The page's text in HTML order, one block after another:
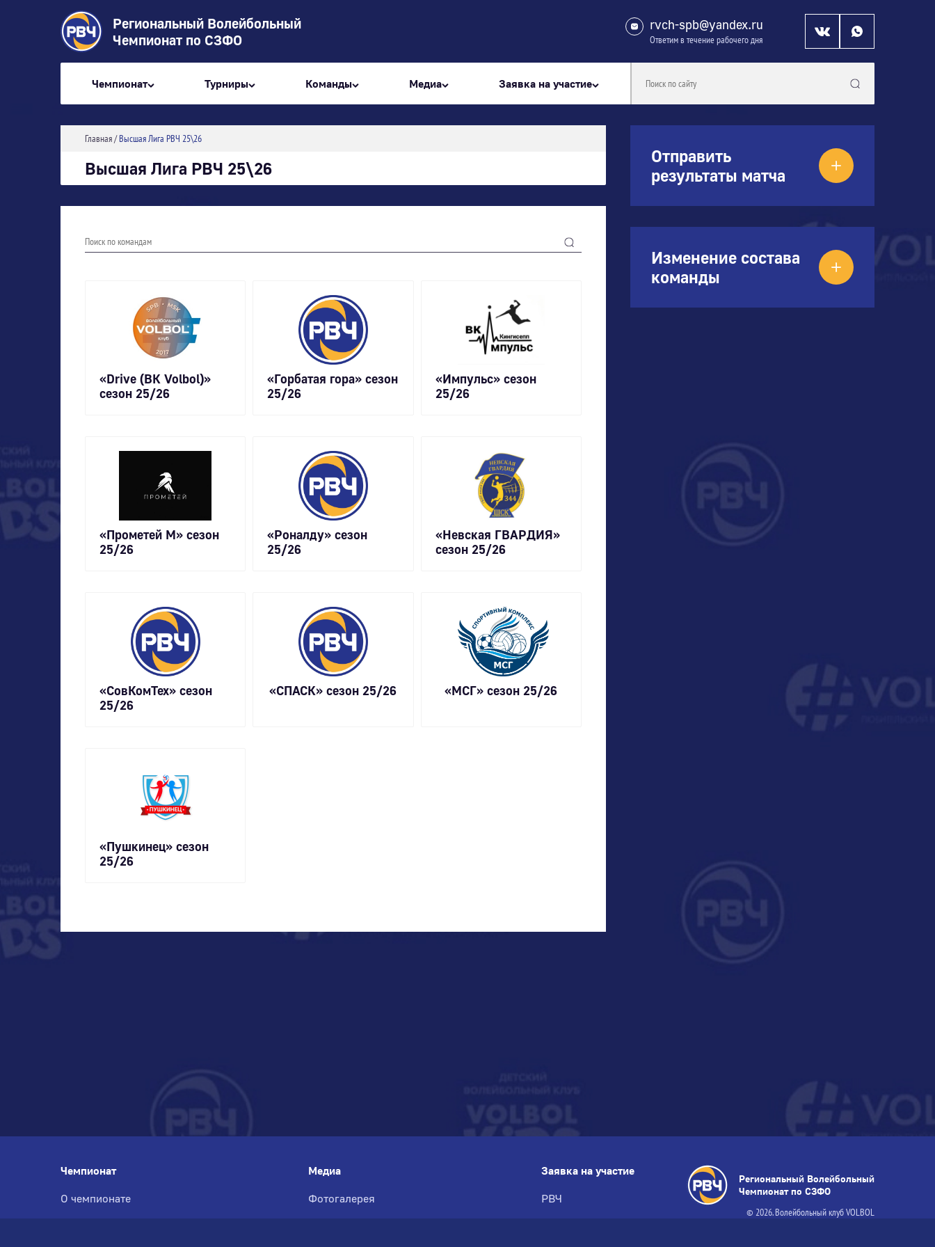
Региональный Волейбольный
Чемпионат по СЗФО
rvch-spb@yandex.ru
Ответим в течение рабочего дня
Чемпионат Турниры Команды Медиа Заявка на участие
Главная/Высшая Лига РВЧ 25\26
Высшая Лига РВЧ 25\26
«Drive (ВК Volbol)»
сезон 25/26
«Горбатая гора» сезон
25/26
«Импульс» сезон
25/26
«Прометей М» сезон
25/26
«Роналду» сезон
25/26
«Невская ГВАРДИЯ»
сезон 25/26
«СовКомТех» сезон
25/26
«СПАСК» сезон 25/26 «МСГ» сезон 25/26
«Пушкинец» сезон
25/26
Отправить
результаты матча
Изменение состава
команды
Чемпионат
О чемпионате
История
Медиа
Фотогалерея
Новости
Заявка на участие
РВЧ
Межсезонье
Региональный Волейбольный
Чемпионат по СЗФО
© 2026. Волейбольный клуб VOLBOL